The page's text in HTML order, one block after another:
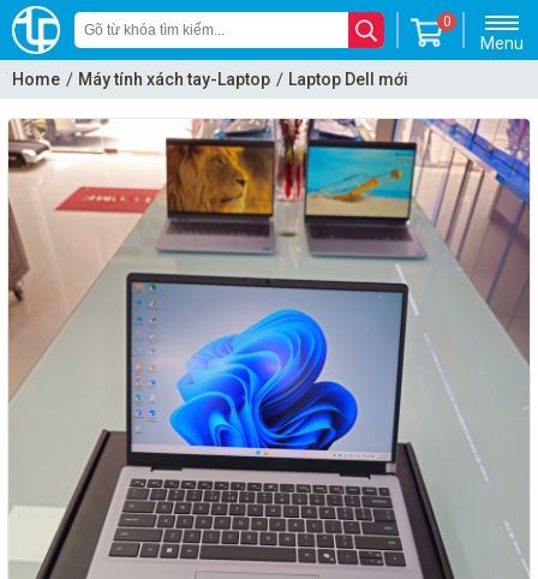
Menu
0
Home Máy tính xách tay-Laptop Laptop Dell mới